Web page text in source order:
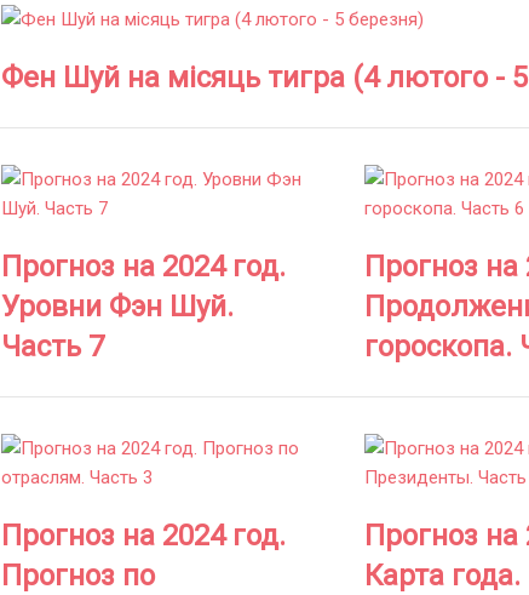
Фен Шуй на місяць тигра (4 лютого -
Прогноз на 2024 год.
Уровни Фэн Шуй.
Часть 7
Прогноз на
гороскопа.
Прогноз на 2024 год.
Прогноз по
Прогноз на
Карта года.